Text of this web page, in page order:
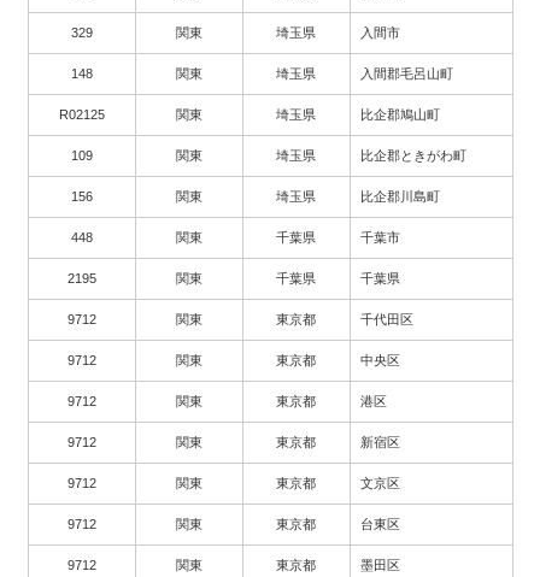
329 関東 埼玉県 入間市
148 関東 埼玉県 入間郡毛呂山町
R02125 関東 埼玉県 比企郡鳩山町
109 関東 埼玉県 比企郡ときがわ町
156 関東 埼玉県 比企郡川島町
448 関東 千葉県 千葉市
2195 関東 千葉県 千葉県
9712 関東 東京都 千代田区
9712 関東 東京都 中央区
9712 関東 東京都 港区
9712 関東 東京都 新宿区
9712 関東 東京都 文京区
9712 関東 東京都 台東区
9712 関東 東京都 墨田区